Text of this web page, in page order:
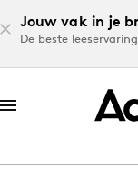
Jouw vak in je
De beste